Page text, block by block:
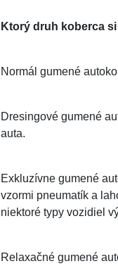
Ktorý druh koberca
Normál gumené
Dresingové gumené
auta.
Exkluzívne gumené
vzormi pneumatík a
niektoré typy vozidiel
Relaxačné gumené